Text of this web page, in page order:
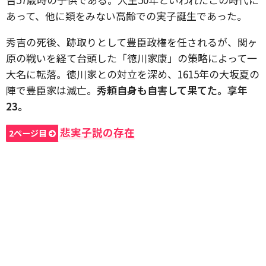
あって、他に類をみない高齢での実子誕生であった。
秀吉の死後、跡取りとして豊臣政権を任されるが、関ヶ
原の戦いを経て台頭した「徳川家康」の策略によって一
大名に転落。徳川家との対立を深め、1615年の大坂夏の
陣で豊臣家は滅亡。 秀頼自身も自害して果てた。享年
23。
2ページ目 悲実子説の存在